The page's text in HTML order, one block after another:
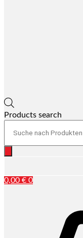
Products search
0,00 € 0